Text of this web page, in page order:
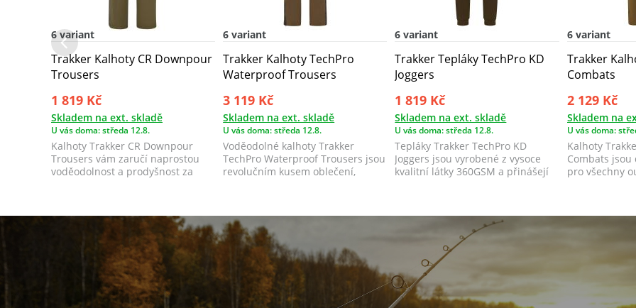
6 variant
Trakker Kalhoty CR Downpour
Trousers
1 819 Kč
Skladem na ext. skladě
U vás doma: středa 12.8.
Kalhoty Trakker CR Downpour
Trousers vám zaručí naprostou
voděodolnost a prodyšnost za
6 variant
Trakker Kalhoty TechPro
Waterproof Trousers
3 119 Kč
Skladem na ext. skladě
U vás doma: středa 12.8.
Voděodolné kalhoty Trakker
TechPro Waterproof Trousers jsou
revolučním kusem oblečení,
6 variant
Trakker Tepláky TechPro KD
Joggers
1 819 Kč
Skladem na ext. skladě
U vás doma: středa 12.8.
Tepláky Trakker TechPro KD
Joggers jsou vyrobené z vysoce
kvalitní látky 360GSM a přinášejí
6 variant
Trakker
Combats
2 129 Kč
Skladem na
U vás doma:
Kalhoty
Combats
pro všechny